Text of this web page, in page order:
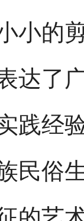
小的
达了
践经
民俗